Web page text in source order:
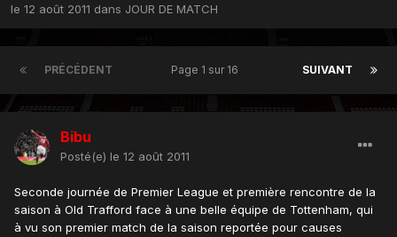
le 12 août 2011 dans JOUR DE MATCH
PRÉCÉDENT SUIVANT
Page 1 sur 16
Bibu
Posté(e) le 12 août 2011
Seconde journée de Premier League et première rencontre de la
saison à Old Trafford face à une belle équipe de Tottenham, qui
à vu son premier match de la saison reportée pour causes